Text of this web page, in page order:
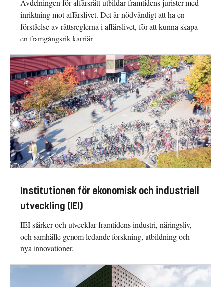
Avdelningen för affärsrätt utbildar framtidens jurister med
inriktning mot affärslivet. Det är nödvändigt att ha en
förståelse av rättsreglerna i affärslivet, för att kunna skapa
en framgångsrik karriär.
Institutionen för ekonomisk och industriell
utveckling (IEI)
IEI stärker och utvecklar framtidens industri, näringsliv,
och samhälle genom ledande forskning, utbildning och
nya innovationer.